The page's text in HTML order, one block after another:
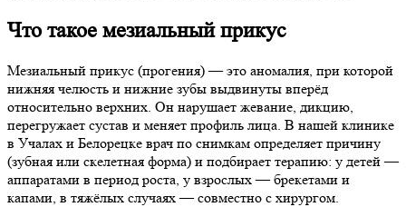
Что такое мезиальный прикус
Мезиальный прикус (прогения) — это аномалия, при которой
нижняя челюсть и нижние зубы выдвинуты вперёд
относительно верхних. Он нарушает жевание, дикцию,
перегружает сустав и меняет профиль лица. В нашей клинике
в Учалах и Белорецке врач по снимкам определяет причину
(зубная или скелетная форма) и подбирает терапию: у детей —
аппаратами в период роста, у взрослых — брекетами и
капами, в тяжёлых случаях — совместно с хирургом.